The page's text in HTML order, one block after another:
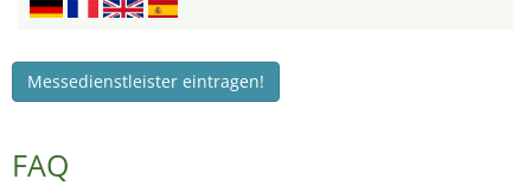
Messedienstleister eintragen!
FAQ